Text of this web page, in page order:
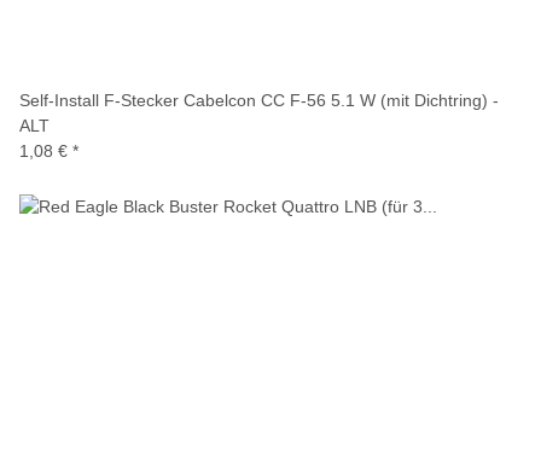
Self-Install F-Stecker Cabelcon CC F-56 5.1 W (mit Dichtring) -
ALT
1,08 € *